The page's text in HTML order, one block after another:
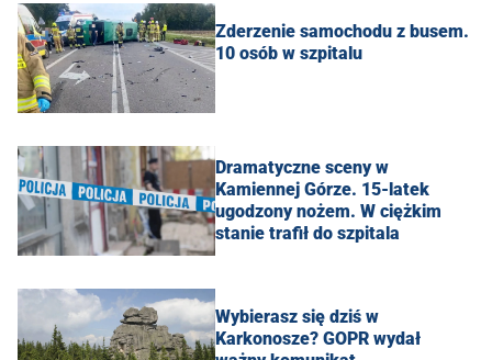
Zderzenie samochodu z busem.
10 osób w szpitalu
Dramatyczne sceny w
Kamiennej Górze. 15-latek
ugodzony nożem. W ciężkim
stanie trafił do szpitala
Wybierasz się dziś w
Karkonosze? GOPR wydał